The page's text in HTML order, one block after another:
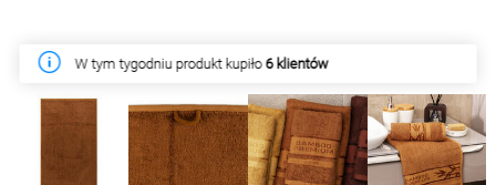
W tym tygodniu produkt kupiło 6 klientów